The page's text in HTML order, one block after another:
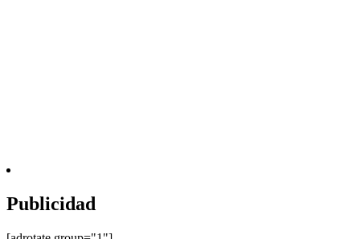
Publicidad